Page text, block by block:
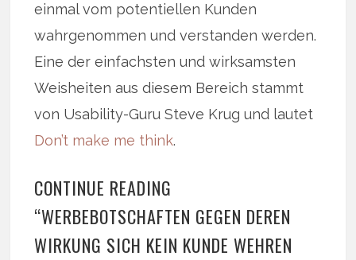
einmal vom potentiellen Kunden
wahrgenommen und verstanden werden.
Eine der einfachsten und wirksamsten
Weisheiten aus diesem Bereich stammt
von Usability-Guru Steve Krug und lautet
Don’t make me think.
CONTINUE READING
“WERBEBOTSCHAFTEN GEGEN DEREN
WIRKUNG SICH KEIN KUNDE WEHREN